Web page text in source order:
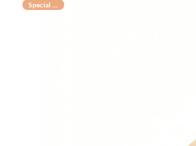
Special Offer